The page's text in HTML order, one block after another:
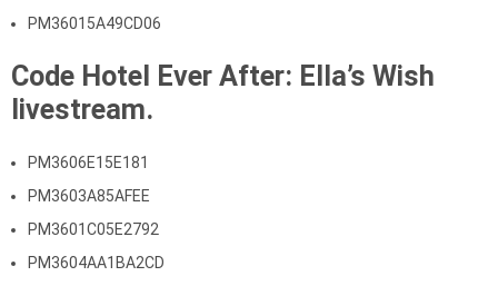
PM36015A49CD06
Code Hotel Ever After: Ella’s Wish
livestream.
PM3606E15E181
PM3603A85AFEE
PM3601C05E2792
PM3604AA1BA2CD